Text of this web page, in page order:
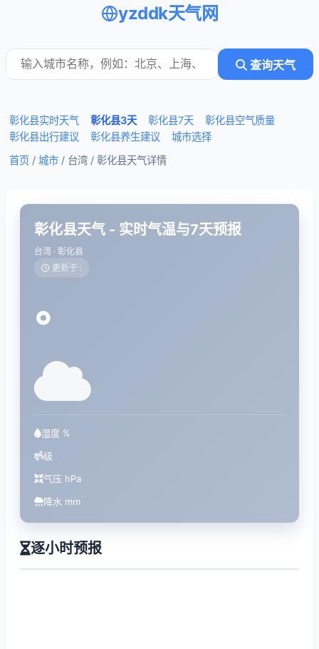
yzddk天气网
查询天气
彰化县实时天气 彰化县3天 彰化县7天
彰化县空气质量
彰化县出行建议
彰化县养生建议
城市选择
首页 / 城市 / 台湾 / 彰化县天气详情
彰化县天气 - 实时气温与7天预报
台湾 · 彰化县
更新于 :
°
湿度 %
级
气压 hPa
降水 mm
逐小时预报